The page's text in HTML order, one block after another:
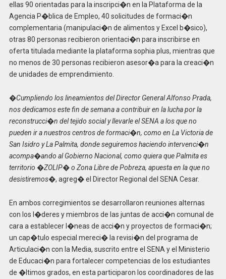
ellas 90 orientadas para la inscripci�n en la Plataforma de la
Agencia P�blica de Empleo, 40 solicitudes de formaci�n
complementaria (manipulaci�n de alimentos y Excel b�sico),
otras 80 personas recibieron orientaci�n para inscribirse en
oferta titulada mediante la plataforma sophia plus, mientras que
no menos de 30 personas recibieron asesor�a para la creaci�n
de unidades de emprendimiento.
�Cumpliendo los lineamientos del Director General Alfonso Prada,
nos dedicamos este fin de semana a contribuir en la lucha por la
reconstrucci�n del tejido social y llevarle el SENA a los que no
pueden ir a nuestros centros de formaci�n, como en La Victoria de
San Isidro y La Palmita, donde seguiremos haciendo intervenci�n
acompa�ando al Gobierno Nacional, como quiera que Palmita es
territorio �ZOLIP� o Zona Libre de Pobreza, apuesta en la que no
desistiremos�, agreg� el Director Regional del SENA Cesar.
En ambos corregimientos se desarrollaron reuniones alternas
con los l�deres y miembros de las juntas de acci�n comunal de
cara a establecer l�neas de acci�n y proyectos de formaci�n;
un cap�tulo especial mereci� la revisi�n del programa de
Articulaci�n con la Media, suscrito entre el SENA y el Ministerio
de Educaci�n para fortalecer competencias de los estudiantes
de �ltimos grados, en esta participaron los coordinadores de las